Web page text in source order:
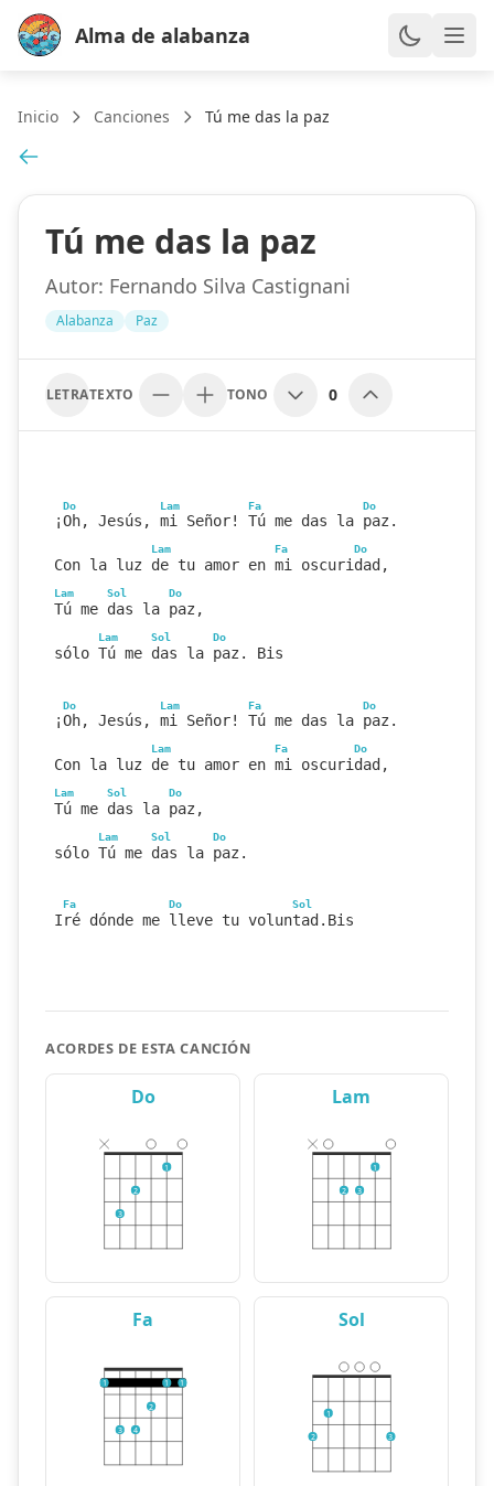
Alma de alabanza
Inicio Canciones Tú me das la paz
Tú me das la paz
Autor: Fernando Silva Castignani
Alabanza Paz
LETRATEXTO TONO 0
Do Lam Fa Do
¡Oh, Jesús, mi Señor! Tú me das la paz.
Lam Fa Do
Con la luz de tu amor en mi oscuridad,
Lam Sol Do
Tú me das la paz,
Lam Sol Do
sólo Tú me das la paz. Bis
Do Lam Fa Do
¡Oh, Jesús, mi Señor! Tú me das la paz.
Lam Fa Do
Con la luz de tu amor en mi oscuridad,
Lam Sol Do
Tú me das la paz,
Lam Sol Do
sólo Tú me das la paz.
Fa Do Sol
Iré dónde me lleve tu voluntad.Bis
ACORDES DE ESTA CANCIÓN
Do
3
2
1
Lam
2 3
1
Fa
1
3 4
2
1 1
Sol
2
1
3